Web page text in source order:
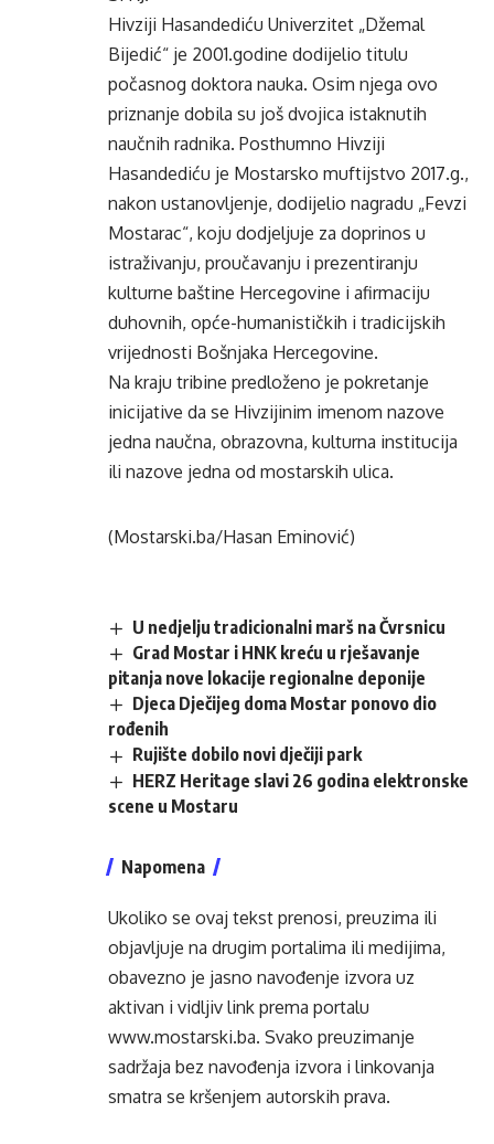
Hivziji Hasandediću Univerzitet „Džemal
Bijedić“ je 2001.godine dodijelio titulu
počasnog doktora nauka. Osim njega ovo
priznanje dobila su još dvojica istaknutih
naučnih radnika. Posthumno Hivziji
Hasandediću je Mostarsko muftijstvo 2017.g.,
nakon ustanovljenje, dodijelio nagradu „Fevzi
Mostarac“, koju dodjeljuje za doprinos u
istraživanju, proučavanju i prezentiranju
kulturne baštine Hercegovine i afirmaciju
duhovnih, opće-humanističkih i tradicijskih
vrijednosti Bošnjaka Hercegovine.
Na kraju tribine predloženo je pokretanje
inicijative da se Hivzijinim imenom nazove
jedna naučna, obrazovna, kulturna institucija
ili nazove jedna od mostarskih ulica.
(Mostarski.ba/Hasan Eminović)
U nedjelju tradicionalni marš na Čvrsnicu
Grad Mostar i HNK kreću u rješavanje
pitanja nove lokacije regionalne deponije
Djeca Dječijeg doma Mostar ponovo dio
rođenih
Rujište dobilo novi dječiji park
HERZ Heritage slavi 26 godina elektronske
scene u Mostaru
Napomena
Ukoliko se ovaj tekst prenosi, preuzima ili
objavljuje na drugim portalima ili medijima,
obavezno je jasno navođenje izvora uz
aktivan i vidljiv link prema portalu
www.mostarski.ba. Svako preuzimanje
sadržaja bez navođenja izvora i linkovanja
smatra se kršenjem autorskih prava.